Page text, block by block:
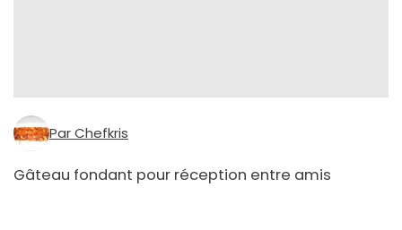
Par Chefkris
Gâteau fondant pour réception entre amis